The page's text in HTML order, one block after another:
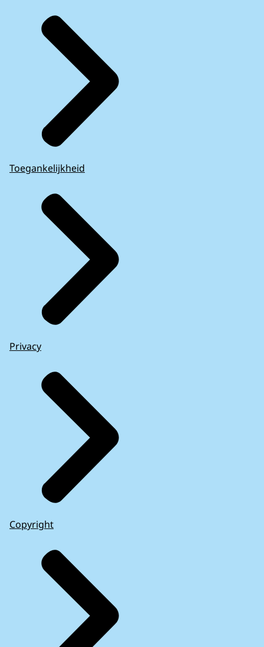
Toegankelijkheid
Privacy
Copyright